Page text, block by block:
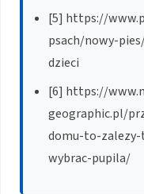
[5] https://
psach/nowy-
dzieci
[6] https://
geographic.pl/
domu-to-
wybrac-pupila/